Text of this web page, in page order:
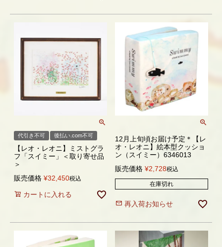
代引き不可 後払い.com不可
【レオ・レオニ】ミストグラ
フ「スイミー」＜取り寄せ品
＞
販売価格 ¥32,450税込
カートに入れる
12月上旬頃お届け予定＊【レ
オ・レオニ】絵本型クッショ
ン（スイミー）6346013
販売価格 ¥2,728税込
在庫切れ
再入荷お知らせ